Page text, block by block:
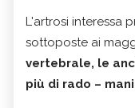
L'artrosi interessa
sottoposte ai
vertebrale, le
più di rado –